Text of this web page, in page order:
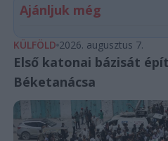
Ajánljuk még
KÜLFÖLD 2026. augusztus 7.
Első katonai bázisát
Béketanácsa